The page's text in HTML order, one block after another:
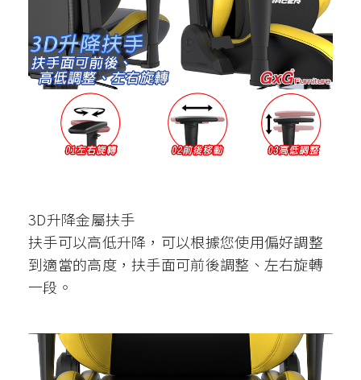
3D升降金屬扶手
扶手可以高低升降，可以根據您使用偏好調整
到適當的高度，扶手面可前後調整、左右旋轉
一段。